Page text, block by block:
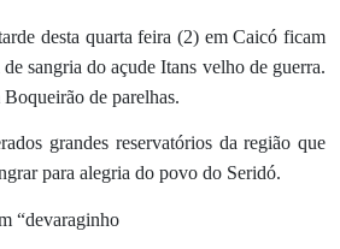
desta quarta feira (2) em Caicó ficam
sangria do açude Itans velho de guerra.
de parelhas.
grandes reservatórios da região que
para alegria do povo do Seridó.
“devaraginho